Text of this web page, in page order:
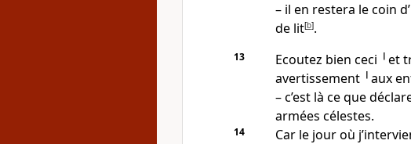
– il en restera le coin
de lit[b].
13
Ecoutez bien ceci ╵et
avertissement ╵aux
– c’est là ce que
armées célestes.
14
Car le jour où